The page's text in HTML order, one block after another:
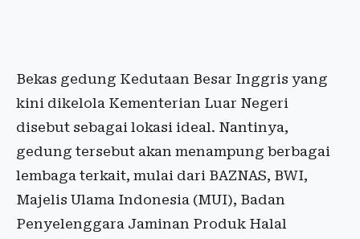
Bekas gedung Kedutaan Besar Inggris yang
kini dikelola Kementerian Luar Negeri
disebut sebagai lokasi ideal. Nantinya,
gedung tersebut akan menampung berbagai
lembaga terkait, mulai dari BAZNAS, BWI,
Majelis Ulama Indonesia (MUI), Badan
Penyelenggara Jaminan Produk Halal